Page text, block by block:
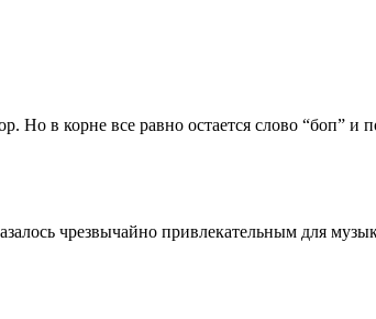
Но в корне все равно остается слово “боп”
чрезвычайно привлекательным для